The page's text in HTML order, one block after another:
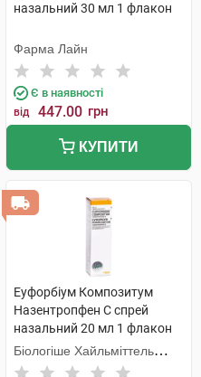
назальний 30 мл 1 флакон
Фарма Лайн
Є в наявності
від 447.00 грн
КУПИТИ
Еуфорбіум Композитум
Назентропфен С спрей
назальний 20 мл 1 флакон
Біологіше Хайльміттель
Хеель